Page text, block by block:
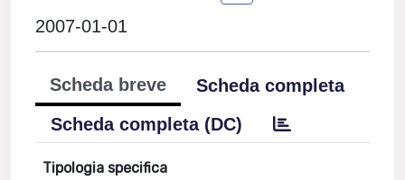
2007-01-01
Scheda breve
Scheda completa
Scheda completa (DC)
Tipologia specifica